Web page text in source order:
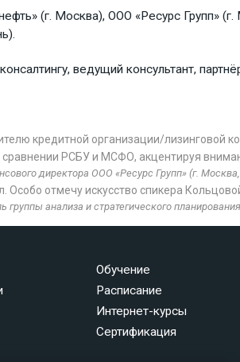
(г. Москва), ООО «Ресурс Групп»
ведущий консультант,
кредитной организации/лизинговой
РСБУ и МСФО, акцентируя
директора ООО «Ресурс Групп» (г.
Особо отмечу искусство спикера
анализа и стратегического
Обучение
Расписание
Интернет-курсы
Сертификация